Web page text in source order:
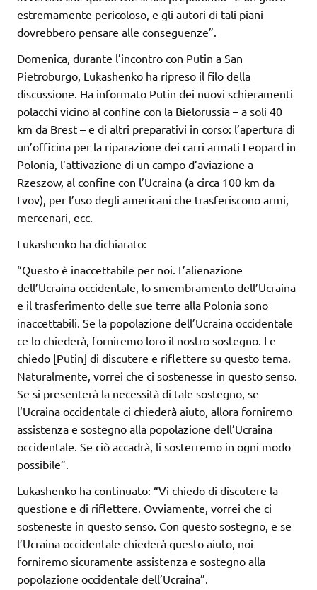
estremamente pericoloso, e gli autori di tali piani
dovrebbero pensare alle conseguenze”.
Domenica, durante l’incontro con Putin a San
Pietroburgo, Lukashenko ha ripreso il filo della
discussione. Ha informato Putin dei nuovi schieramenti
polacchi vicino al confine con la Bielorussia – a soli 40
km da Brest – e di altri preparativi in corso: l’apertura di
un’officina per la riparazione dei carri armati Leopard in
Polonia, l’attivazione di un campo d’aviazione a
Rzeszow, al confine con l’Ucraina (a circa 100 km da
Lvov), per l’uso degli americani che trasferiscono armi,
mercenari, ecc.
Lukashenko ha dichiarato:
“Questo è inaccettabile per noi. L’alienazione
dell’Ucraina occidentale, lo smembramento dell’Ucraina
e il trasferimento delle sue terre alla Polonia sono
inaccettabili. Se la popolazione dell’Ucraina occidentale
ce lo chiederà, forniremo loro il nostro sostegno. Le
chiedo [Putin] di discutere e riflettere su questo tema.
Naturalmente, vorrei che ci sostenesse in questo senso.
Se si presenterà la necessità di tale sostegno, se
l’Ucraina occidentale ci chiederà aiuto, allora forniremo
assistenza e sostegno alla popolazione dell’Ucraina
occidentale. Se ciò accadrà, li sosterremo in ogni modo
possibile”.
Lukashenko ha continuato: “Vi chiedo di discutere la
questione e di riflettere. Ovviamente, vorrei che ci
sosteneste in questo senso. Con questo sostegno, e se
l’Ucraina occidentale chiederà questo aiuto, noi
forniremo sicuramente assistenza e sostegno alla
popolazione occidentale dell’Ucraina”.